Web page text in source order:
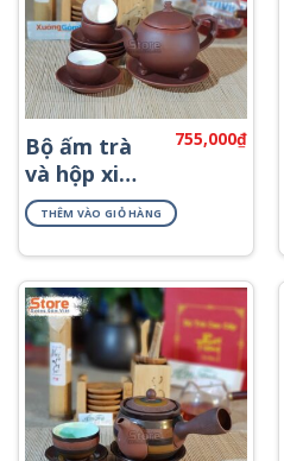
Bộ ấm trà
và hộp xi
quà tặng
ATS-82
755,000₫
THÊM VÀO GIỎ HÀNG